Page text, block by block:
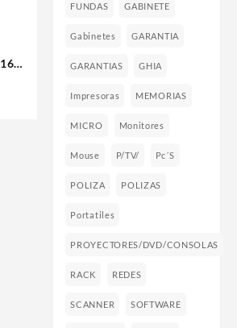
FUNDAS GABINETE
Gabinetes GARANTIA
GARANTIAS GHIA
Impresoras MEMORIAS
MICRO Monitores
Mouse P/TV/ Pc´s
POLIZA POLIZAS
Portatiles
PROYECTORES/DVD/CONSOLAS
RACK REDES
SCANNER SOFTWARE